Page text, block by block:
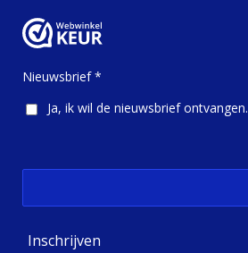
e
b
o
t
a
r
m
Nieuwsbrief *
Ja, ik wil de nieuwsbrief ontvangen.
Inschrijven